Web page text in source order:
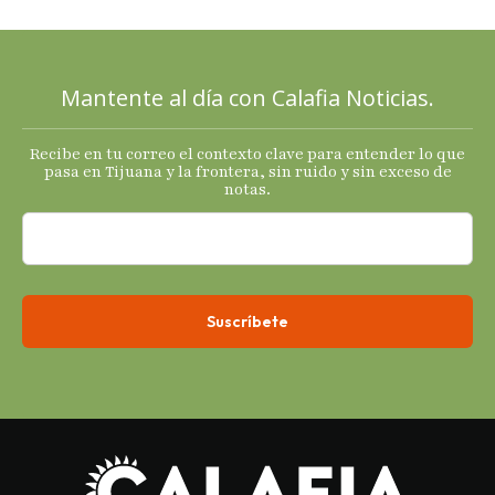
termómetro
s
económicos.
Mantente al día con Calafia Noticias.
Recibe en tu correo el contexto clave para entender lo que
pasa en Tijuana y la frontera, sin ruido y sin exceso de
notas.